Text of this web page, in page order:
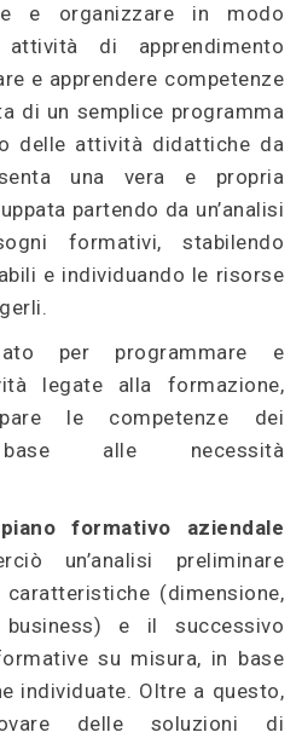
e organizzare in modo
di apprendimento
e apprendere competenze
di un semplice programma
delle attività didattiche da
una vera e propria
partendo da un’analisi
formativi, stabilendo
e individuando le risorse
per programmare e
legate alla formazione,
le competenze dei
alle necessità
piano formativo aziendale
un’analisi preliminare
caratteristiche (dimensione,
e il successivo
su misura, in base
individuate. Oltre a questo,
delle soluzioni di